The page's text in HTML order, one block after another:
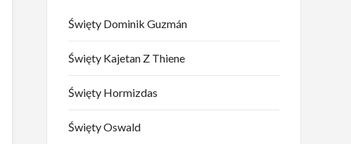
Święty Dominik Guzmán
Święty Kajetan Z Thiene
Święty Hormizdas
Święty Oswald